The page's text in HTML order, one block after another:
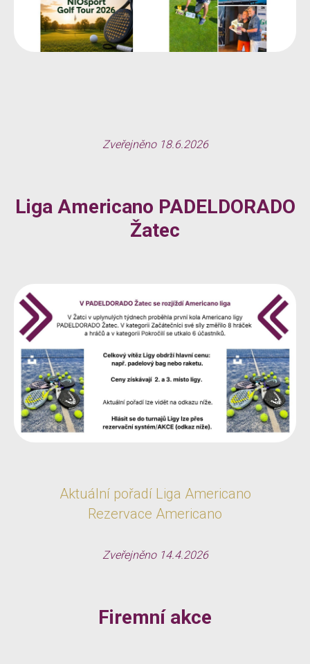
Zveřejněno 18.6.2026
Liga Americano PADELDORADO
Žatec
Aktuální pořadí Liga Americano
Rezervace Americano
Zveřejněno 14.4.2026
Firemní akce